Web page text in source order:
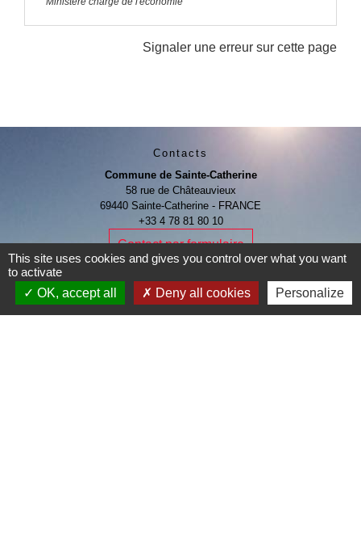
Signaler une erreur sur cette page
Contacts
Commune de Sainte-Catherine
58 rue de Châteauvieux
69440 Sainte-Catherine - FRANCE
+33 4 78 81 80 10
Contact par formulaire
This site uses cookies and gives you control over what you want
to activate
OK, accept all
Deny all cookies Personalize